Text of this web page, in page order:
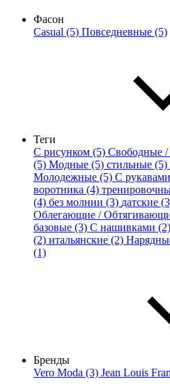
Фасон
Casual (5) Повседневные (5)
Теги
С рисунком (5) Свободные /
(5) Модные (5) стильные (5)
Молодежные (5) С
воротника (4)
(4) без молнии (3) датские
Облегающие /
базовые (3) С нашивками (2)
(2) итальянские (2)
(1)
Бренды
Vero Moda (3) Jean Louis